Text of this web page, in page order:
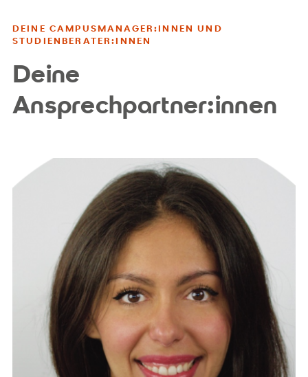
DEINE CAMPUSMANAGER:INNEN UND
STUDIENBERATER:INNEN
Deine
Ansprechpartner:innen
rosy.belounis@srh.de
+49 30 515650 209